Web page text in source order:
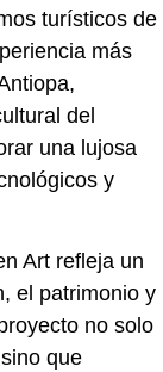
turísticos de
más
del
una lujosa
y
Art refleja un
el patrimonio y
no solo
que